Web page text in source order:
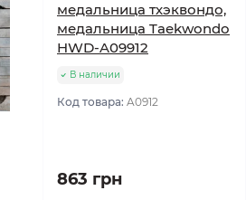
медальница тхэквондо,
медальница Taekwondo
HWD-A09912
В наличии
Код товара: A0912
863 грн